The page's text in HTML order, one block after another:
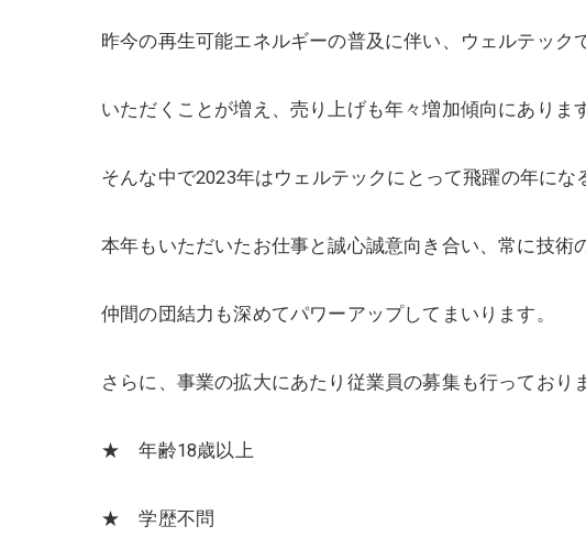
昨今の再生可能エネルギーの普及に伴い、ウェルテック
いただくことが増え、売り上げも年々増加傾向にありま
そんな中で2023年はウェルテックにとって飛躍の年にな
本年もいただいたお仕事と誠心誠意向き合い、常に技術
仲間の団結力も深めてパワーアップしてまいります。
さらに、事業の拡大にあたり従業員の募集も行っており
★ 年齢18歳以上
★ 学歴不問